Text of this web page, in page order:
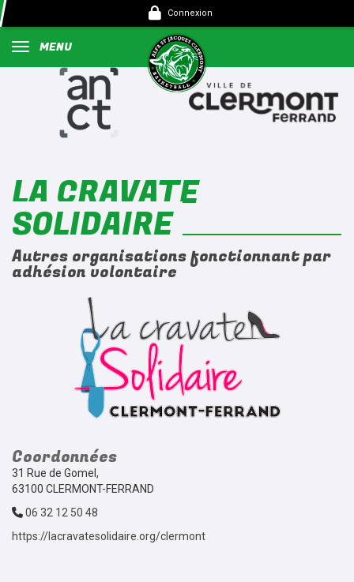
Connexion
MENU
LA CRAVATE
SOLIDAIRE
Autres organisations fonctionnant par
adhésion volontaire
Coordonnées
31 Rue de Gomel,
63100 CLERMONT-FERRAND
06 32 12 50 48
https://lacravatesolidaire.org/clermont
Panneau de gestion des cookies